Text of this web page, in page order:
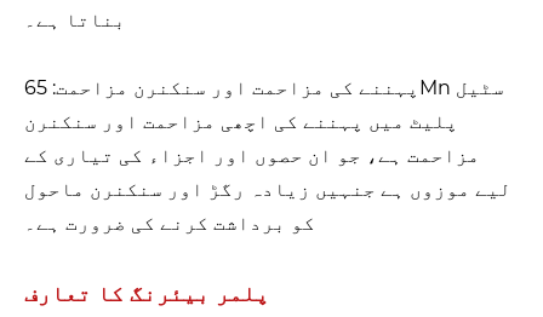
بناتا ہے۔
پہننے کی مزاحمت اور سنکنرن مزاحمت: 65Mn سٹیل
پلیٹ میں پہننے کی اچھی مزاحمت اور سنکنرن
مزاحمت ہے، جو ان حصوں اور اجزاء کی تیاری کے
لیے موزوں ہے جنہیں زیادہ رگڑ اور سنکنرن ماحول
کو برداشت کرنے کی ضرورت ہے۔
پلمر بیئرنگ کا تعارف